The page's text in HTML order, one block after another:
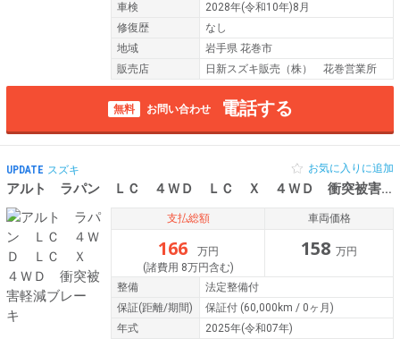
車検
2028年(令和10年)8月
修復歴
なし
地域
岩手県 花巻市
販売店
日新スズキ販売（株） 花巻営業所
無料 お問い合わせ 電話する
UPDATE スズキ
アルト ラパン ＬＣ ４ＷＤ ＬＣ Ｘ ４ＷＤ 衝突被害軽減ブレーキ
お気に入りに追加
支払総額
166
万円
(諸費用 8万円含む)
車両価格
158 万円
整備
法定整備付
保証(距離/期間) 保証付 (60,000km / 0ヶ月)
年式
2025年(令和07年)